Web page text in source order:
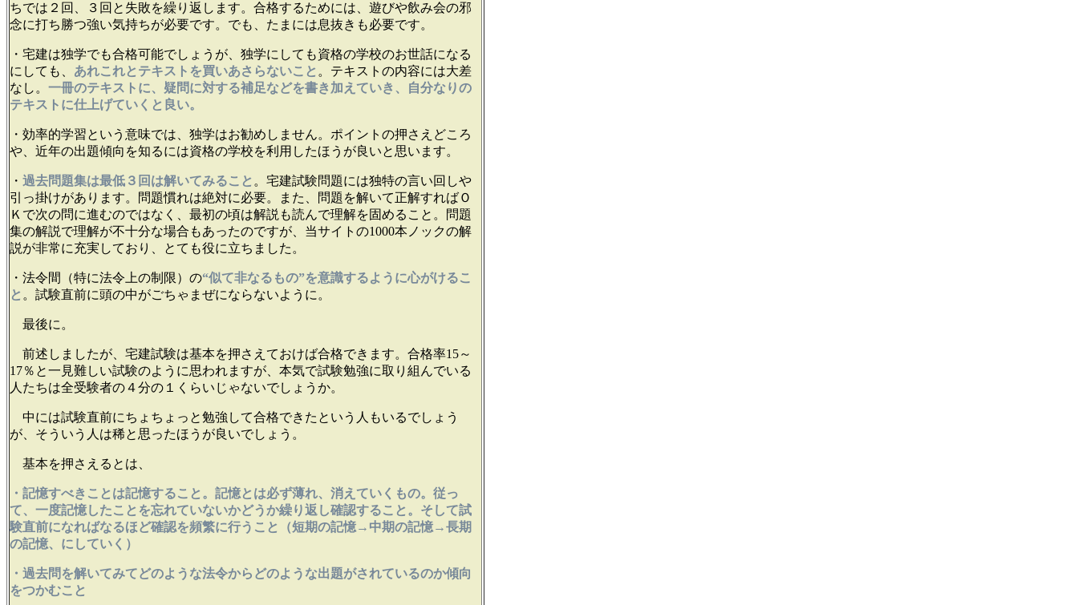
ちでは２回、３回と失敗を繰り返します。合格するためには、遊びや飲み会の邪
念に打ち勝つ強い気持ちが必要です。でも、たまには息抜きも必要です。
・宅建は独学でも合格可能でしょうが、独学にしても資格の学校のお世話になる
にしても、 あれこれとテキストを買いあさらないこと 。テキストの内容には大差
なし。 一冊のテキストに、疑問に対する補足などを書き加えていき、自分なりの
テキストに仕上げていくと良い。
・効率的学習という意味では、独学はお勧めしません。ポイントの押さえどころ
や、近年の出題傾向を知るには資格の学校を利用したほうが良いと思います。
・ 過去問題集は最低３回は解いてみること 。宅建試験問題には独特の言い回しや
引っ掛けがあります。問題慣れは絶対に必要。
また、問題を解いて正解すればＯ
Ｋで次の問に進むのではなく、最初の頃は解説も読んで理解を固めること。問題
集の解説で理解が不十分な場合もあったのですが、当サイトの1000本ノックの解
説が非常に充実しており、とても役に立ちました。
・法令間（特に法令上の制限）の“似て非なるもの”を意識するように心がけるこ
と 。試験直前に頭の中がごちゃまぜにならないように。
最後に。
前述しましたが、宅建試験は基本を押さえておけば合格できます。合格率15～
17％と一見難しい試験のように思われますが、本気で試験勉強に取り組んでいる
人たちは全受験者の４分の１くらいじゃないでしょうか。
中には試験直前にちょちょっと勉強して合格できたという人もいるでしょう
が、そういう人は稀と思ったほうが良いでしょう。
基本を押さえるとは、
・記憶すべきことは記憶すること。記憶とは必ず薄れ、消えていくもの。従っ
て、一度記憶したことを忘れていないかどうか繰り返し確認すること。そして試
験直前になればなるほど確認を頻繁に行うこと（短期の記憶→中期の記憶→長期
の記憶、にしていく）
・過去問を解いてみてどのような法令からどのような出題がされているのか傾向
をつかむこと